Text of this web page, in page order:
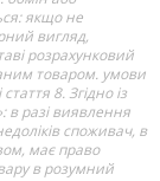
якщо не
вигляд,
розрахунковий
товаром. умови
8. Згідно із
в разі виявлення
споживач, в
має право
в розумний